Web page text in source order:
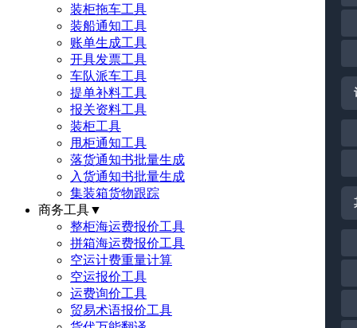
装柜拖车工具
装船通知工具
账单生成工具
开具发票工具
车队派车工具
提单补料工具
报关资料工具
装柜工具
甩柜通知工具
落货通知书批量生成
入货通知书批量生成
集装箱货物跟踪
商务工具▼
整柜海运费报价工具
拼箱海运费报价工具
空运计费重量计算
空运报价工具
运费询价工具
贸易术语报价工具